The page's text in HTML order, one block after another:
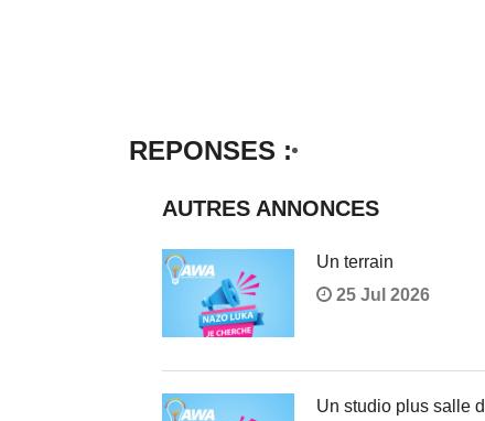
REPONSES :
AUTRES ANNONCES
Un terrain
25 Jul 2026
Un studio plus salle